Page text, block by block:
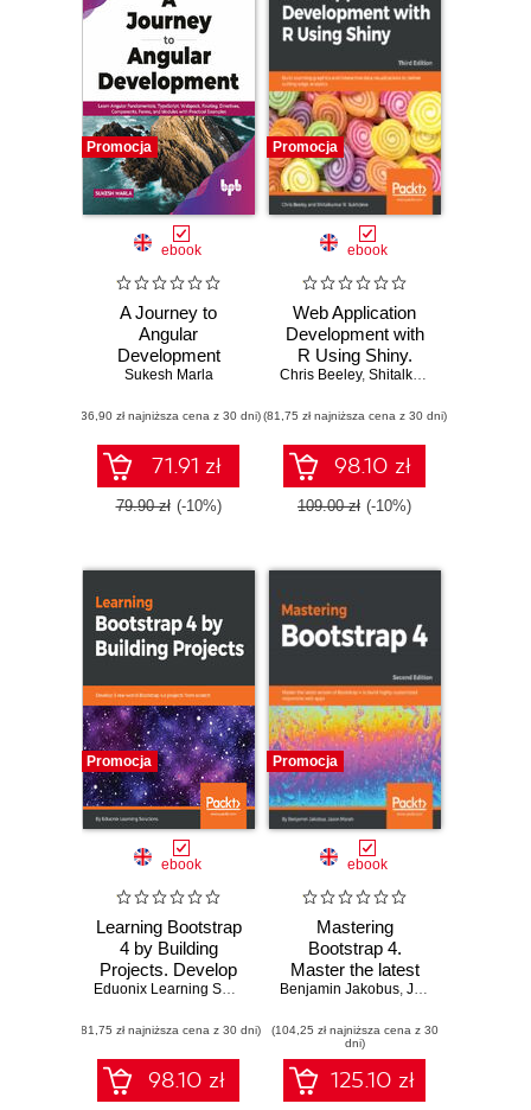
Promocja
ebook
A Journey to
Angular
Development
Sukesh Marla
(36,90 zł najniższa cena z 30 dni)
71.91 zł
79.90 zł (-10%)
Promocja
ebook
Web Application
Development with
R Using Shiny.
Build stunning
interactive data
visualizations to
deliver cutting-
edge analytics -
Third Edition
Chris Beeley, Shitalkumar R. Sukhdeve
(81,75 zł najniższa cena z 30 dni)
98.10 zł
109.00 zł (-10%)
Promocja
ebook
Learning Bootstrap
4 by Building
Projects. Develop
5 real-world
projects from
scratch
Eduonix Learning Solutions
(81,75 zł najniższa cena z 30 dni)
98.10 zł
Promocja
ebook
Mastering
Bootstrap 4.
Master the latest
version of
highly customized
responsive web
apps - Second
Edition
Benjamin Jakobus, Jason Marah
(104,25 zł najniższa cena z 30
dni)
125.10 zł